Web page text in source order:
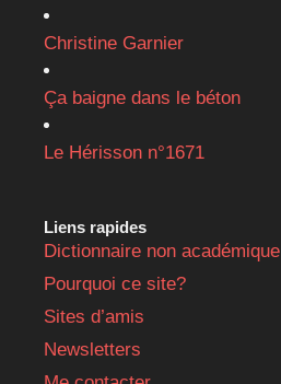
Christine Garnier
Ça baigne dans le béton
Le Hérisson n°1671
Liens rapides
Dictionnaire non académique
Pourquoi ce site?
Sites d’amis
Newsletters